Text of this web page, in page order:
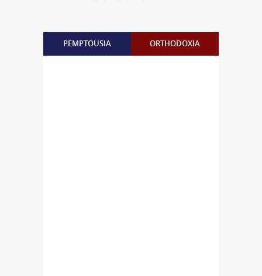
PEMPTOUSIA ORTHODOXIA